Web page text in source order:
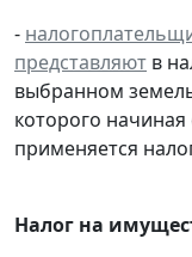
-
представляют в
выбранном
которого начиная
применяется
Налог на